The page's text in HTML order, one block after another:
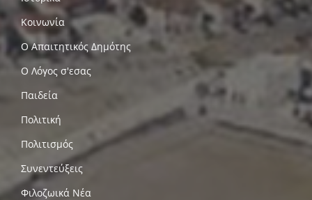
Κοινωνία
Ο Απαιτητικός Δημότης
Ο Λόγος σ'εσας
Παιδεία
Πολιτική
Πολιτισμός
Συνεντεύξεις
Φιλοζωικά Νέα